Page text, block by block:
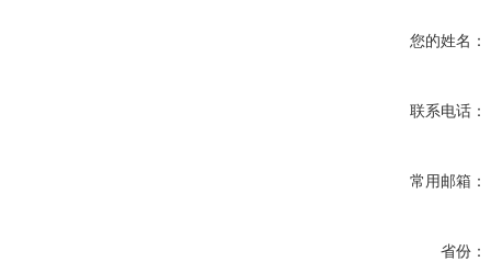
您的姓名：
联系电话：
常用邮箱：
省份：